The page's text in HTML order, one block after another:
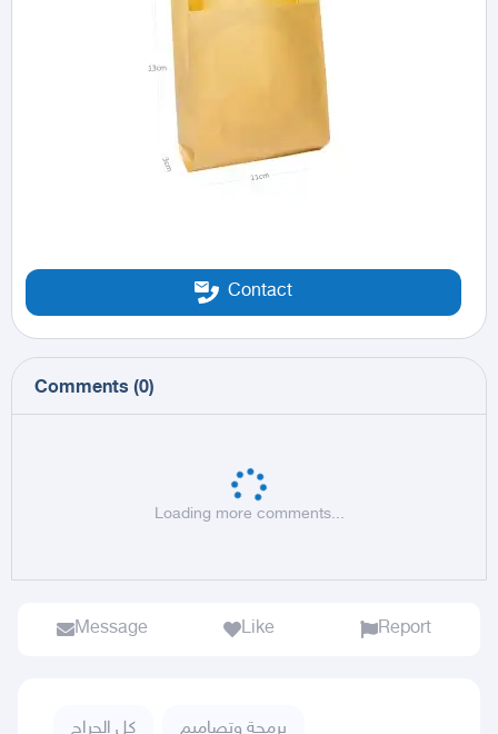
Contact
Comments (0)
Loading more comments...
Message Like Report
كل الحراج برمجة وتصاميم